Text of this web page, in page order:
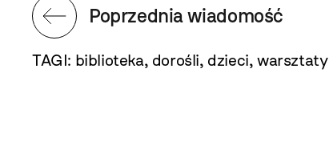
Poprzednia wiadomość
TAGI: biblioteka, dorośli, dzieci,warsztaty